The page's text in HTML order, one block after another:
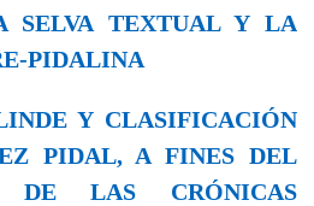
SELVA TEXTUAL Y LA
PIDALINA
Y CLASIFICACIÓN
PIDAL, A FINES DEL
LAS CRÓNICAS